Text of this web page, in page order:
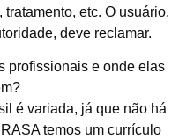
etc. O usuário,
deve reclamar.
profissionais e onde elas
é variada, já que não há
temos um currículo